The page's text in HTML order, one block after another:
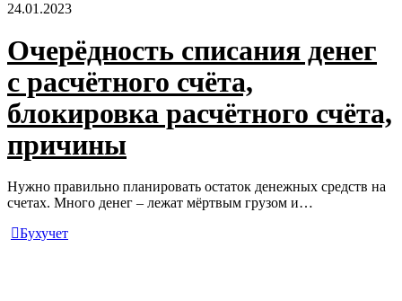
24.01.2023
Очерёдность списания денег
с расчётного счёта,
блокировка расчётного счёта,
причины
Нужно правильно планировать остаток денежных средств на
счетах. Много денег – лежат мёртвым грузом и…
Бухучет